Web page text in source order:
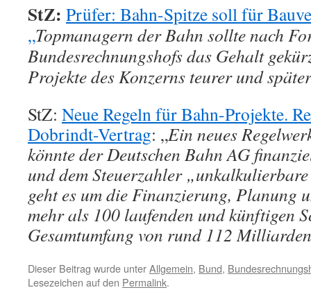
StZ: Prüfer: Bahn-Spitze soll für
„Topmanagern der Bahn sollte nach
Bundesrechnungshofs das Gehalt
Projekte des Konzerns teurer und
StZ: Neue Regeln für Bahn-Projekte.
Dobrindt-Vertrag: „Ein neues
könnte der Deutschen Bahn AG
und dem Steuerzahler
geht es um die Finanzierung, Planung
mehr als 100 laufenden und künftigen
Gesamtumfang von rund 112
Dieser Beitrag wurde unterAllgemein, Bund,
Lesezeichen auf den Permalink.